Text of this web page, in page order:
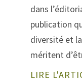
dans
publication
diversité et
méritent
LIRE